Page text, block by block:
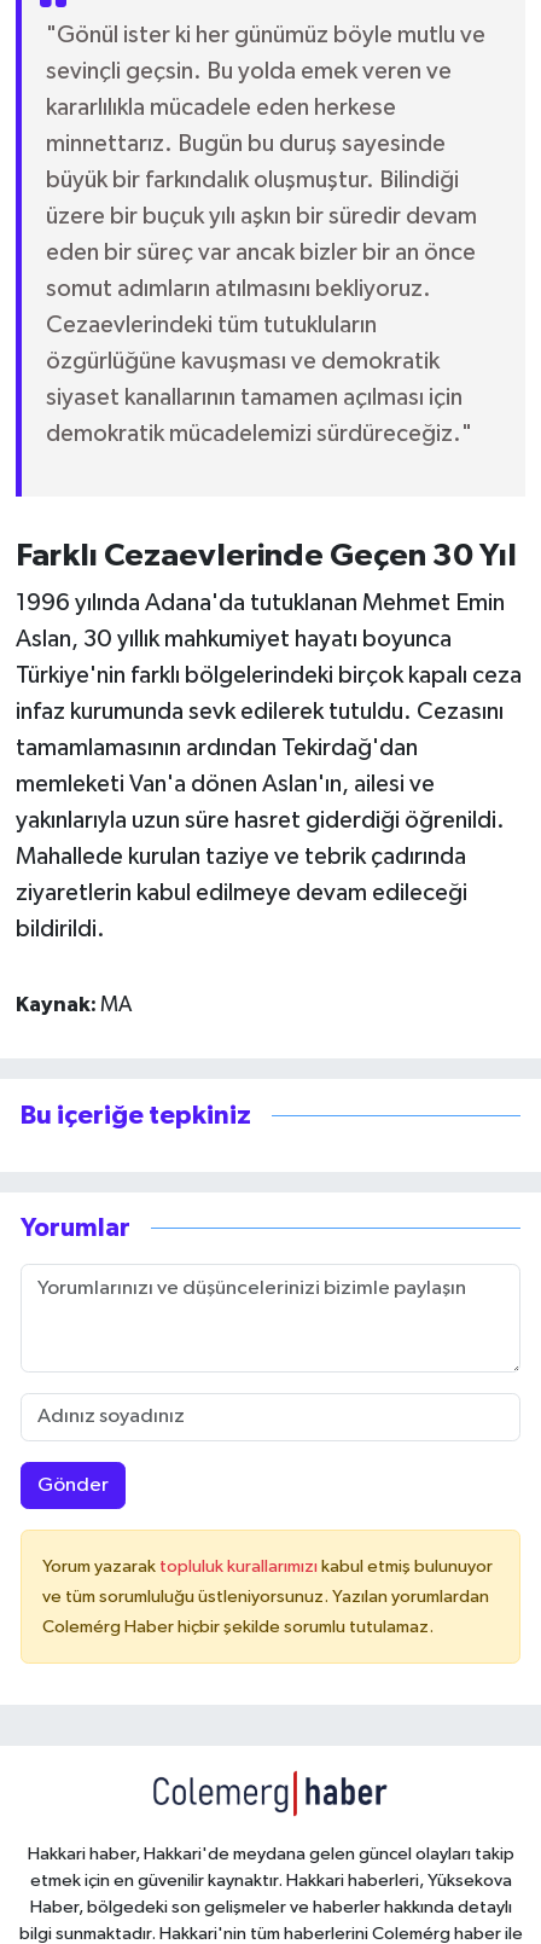
"Gönül ister ki her günümüz böyle mutlu ve
sevinçli geçsin. Bu yolda emek veren ve
kararlılıkla mücadele eden herkese
minnettarız. Bugün bu duruş sayesinde
büyük bir farkındalık oluşmuştur. Bilindiği
üzere bir buçuk yılı aşkın bir süredir devam
eden bir süreç var ancak bizler bir an önce
somut adımların atılmasını bekliyoruz.
Cezaevlerindeki tüm tutukluların
özgürlüğüne kavuşması ve demokratik
siyaset kanallarının tamamen açılması için
demokratik mücadelemizi sürdüreceğiz."
Farklı Cezaevlerinde Geçen 30 Yıl
1996 yılında Adana'da tutuklanan Mehmet Emin
Aslan, 30 yıllık mahkumiyet hayatı boyunca
Türkiye'nin farklı bölgelerindeki birçok kapalı ceza
infaz kurumunda sevk edilerek tutuldu. Cezasını
tamamlamasının ardından Tekirdağ'dan
memleketi Van'a dönen Aslan'ın, ailesi ve
yakınlarıyla uzun süre hasret giderdiği öğrenildi.
Mahallede kurulan taziye ve tebrik çadırında
ziyaretlerin kabul edilmeye devam edileceği
bildirildi.
Kaynak: MA
Bu içeriğe tepkiniz
Yorumlar
Gönder
Yorum yazarak topluluk kurallarımızı kabul etmiş bulunuyor
ve tüm sorumluluğu üstleniyorsunuz. Yazılan yorumlardan
Colemérg Haber hiçbir şekilde sorumlu tutulamaz.
Hakkari haber, Hakkari'de meydana gelen güncel olayları takip
etmek için en güvenilir kaynaktır. Hakkari haberleri, Yüksekova
Haber, bölgedeki son gelişmeler ve haberler hakkında detaylı
bilgi sunmaktadır. Hakkari'nin tüm haberlerini Colemérg haber ile